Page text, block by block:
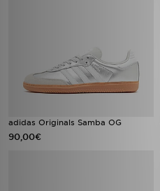
adidas Originals Samba OG
90,00€